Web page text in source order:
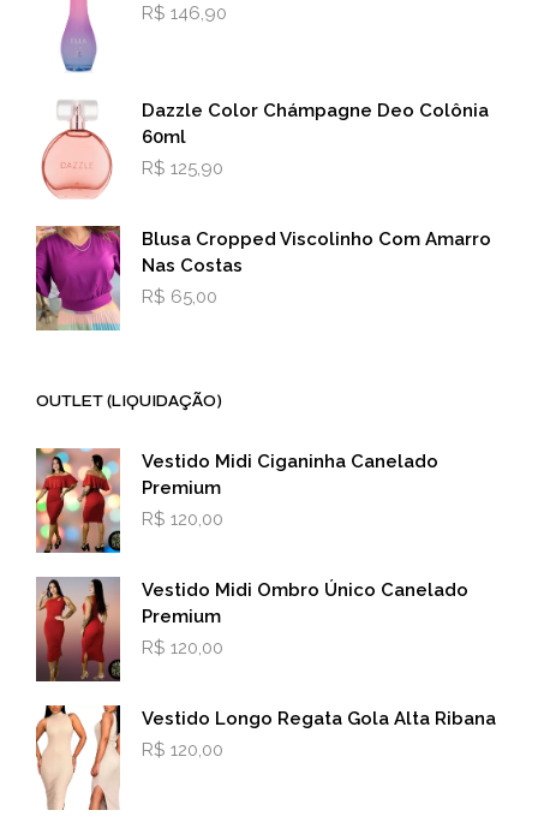
R$ 146,90
Dazzle Color Chámpagne Deo Colônia
60ml
R$ 125,90
Blusa Cropped Viscolinho Com Amarro
Nas Costas
R$ 65,00
OUTLET (LIQUIDAÇÃO)
Vestido Midi Ciganinha Canelado
Premium
R$ 120,00
Vestido Midi Ombro Único Canelado
Premium
R$ 120,00
Vestido Longo Regata Gola Alta Ribana
R$ 120,00